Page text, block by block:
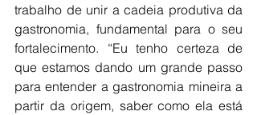
trabalho de unir a cadeia produtiva da
gastronomia, fundamental para o seu
fortalecimento. “Eu tenho certeza de
que estamos dando um grande passo
para entender a gastronomia mineira a
partir da origem, saber como ela está